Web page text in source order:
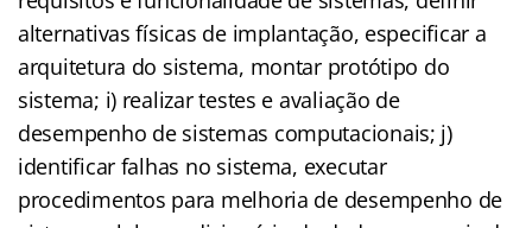
alternativas físicas de implantação, especificar a
arquitetura do sistema, montar protótipo do
sistema; i) realizar testes e avaliação de
desempenho de sistemas computacionais; j)
identificar falhas no sistema, executar
procedimentos para melhoria de desempenho de